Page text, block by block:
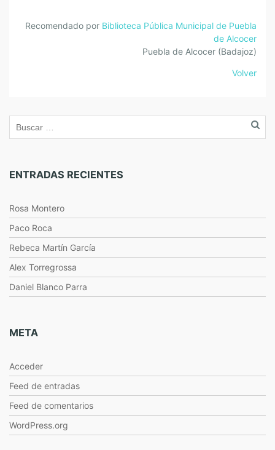
Recomendado por Biblioteca Pública Municipal de Puebla
de Alcocer
Puebla de Alcocer (Badajoz)
Volver
ENTRADAS RECIENTES
Rosa Montero
Paco Roca
Rebeca Martín García
Alex Torregrossa
Daniel Blanco Parra
META
Acceder
Feed de entradas
Feed de comentarios
WordPress.org